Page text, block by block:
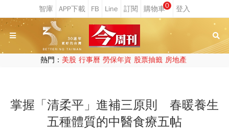
0
熱門： 美股 行事曆 勞保年資 股票抽籤 房地產
掌握「清柔平」進補三原則 春暖養生
五種體質的中醫食療五帖